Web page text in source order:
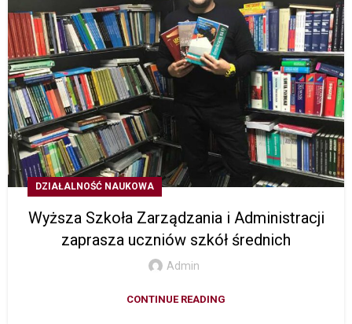
DZIAŁALNOŚĆ NAUKOWA
Wyższa Szkoła Zarządzania i Administracji
zaprasza uczniów szkół średnich
Admin
CONTINUE READING